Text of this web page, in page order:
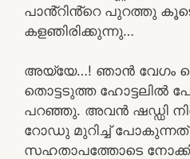
പാൻ്റിൻ്റെ പുറത്തു
കളഞിരിക്കുന്നു…
അയ്യേ…! ഞാൻ വേഗം
തൊട്ടടുത്ത ഹോട്ടലിൽ
പറഞ്ഞു. അവൻ ഷഡ്ഡി
റോഡു മുറിച്ച്
സഹതാപത്തോടെ നോക്കി